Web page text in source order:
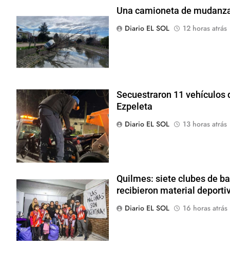
Una camioneta de
Diario EL SOL
12 horas atrás
Secuestraron 11 vehículos
Ezpeleta
Diario EL SOL
13 horas atrás
Quilmes: siete clubes de
recibieron material
Diario EL SOL
16 horas atrás